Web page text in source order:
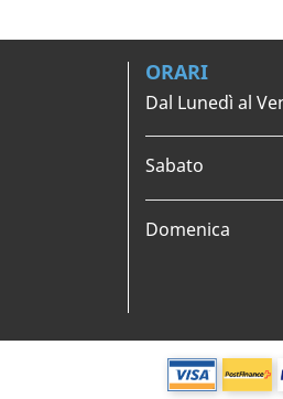
ORARI
Dal Lunedì al
Sabato
Domenica